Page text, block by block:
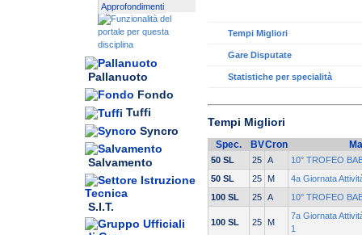
Approfondimenti
Pallanuoto
Fondo
Tuffi
Syncro
Salvamento
S.I.T.
Tempi Migliori
Gare Disputate
Statistiche per specialità
Tempi Migliori
Spec. BVCron
50 SL 25 A
10° TROFEO
50 SL
25 M
4a Giornata
100 SL
25 A 10° TROFEO
100 SL 25 M
7a Giornata
1